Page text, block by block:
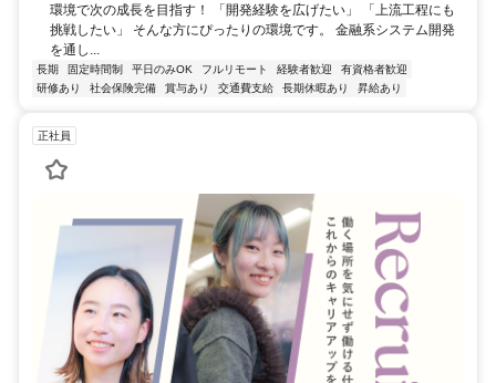
環境で次の成長を目指す！ 「開発経験を広げたい」 「上流工程にも
挑戦したい」 そんな方にぴったりの環境です。 金融系システム開発
を通し...
長期 固定時間制 平日のみOK フルリモート 経験者歓迎
有資格者歓迎
研修あり
社会保険完備 賞与あり 交通費支給 長期休暇あり 昇給あり
正社員